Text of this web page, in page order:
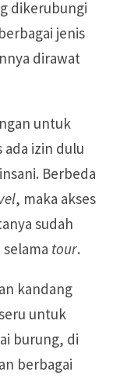
dikerubungi
jenis
dirawat
untuk
izin dulu
Berbeda
, maka akses
sudah
tour.
kandang
untuk
burung, di
berbagai